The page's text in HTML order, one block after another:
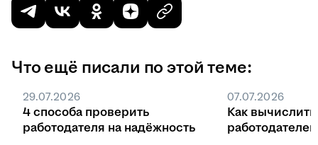
Что ещё писали по этой теме:
29.07.2026
4 способа проверить
работодателя на надёжность
07.07.2026
Как вычислить